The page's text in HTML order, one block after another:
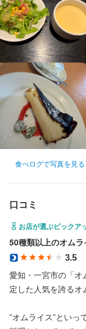
食べログで写真を見る
口コミ
お店が選ぶピックア
50種類以上のオム
3.5
愛知・一宮市の「
定した人気を誇るオ
”オムライス”とい
まかない・食事補助あり
バイク通勤OK
特徴
未経験者歓迎
フリーター歓迎
大学生
ブランクOK
オープニ
仕事内容
【カフェのような
お客様のご案内やオ
るため、注文業務も
【キッチン業務】
盛り付けや仕込み
ッフが丁寧にサポー
学歴不問 未経験者歓迎
Uターン・Iターン歓迎
女性活躍中
ブランクOK
仕事内容
創作オムライス&カ
【エグロン＆イー
～カフェのような
オーダー、配膳、お
≪キッチン≫
簡単な調理補助なの
メニューを自分のペ
イチから丁寧に教え
特徴
学歴不問 未経験者歓迎
フリーター歓迎
大学生
女性活躍中
ブランクOK
仕事内容
【カフェのような
【ホール業務】
など、接客業務全
るため、注文業務も
【キッチン業務】
盛り付けや仕込みな
ッフが丁寧にサポ
覚えられます。
ひとつ丁寧にお教